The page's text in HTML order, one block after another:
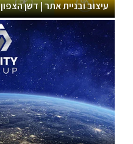
עיצוב ובניית אתר | דשן הצפון